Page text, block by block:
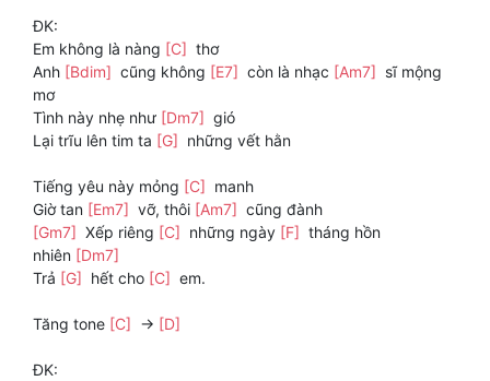
ĐK:
Em không là nàng [C] thơ
Anh [Bdim] cũng không [E7] còn là nhạc [Am7] sĩ mộng
mơ
Tình này nhẹ như [Dm7] gió
Lại trĩu lên tim ta [G] những vết hằn
Tiếng yêu này mỏng [C] manh
Giờ tan [Em7] vỡ, thôi [Am7] cũng đành
[Gm7] Xếp riêng [C] những ngày [F] tháng hồn
nhiên [Dm7]
Trả [G] hết cho [C] em.
Tăng tone [C] -> [D]
ĐK: